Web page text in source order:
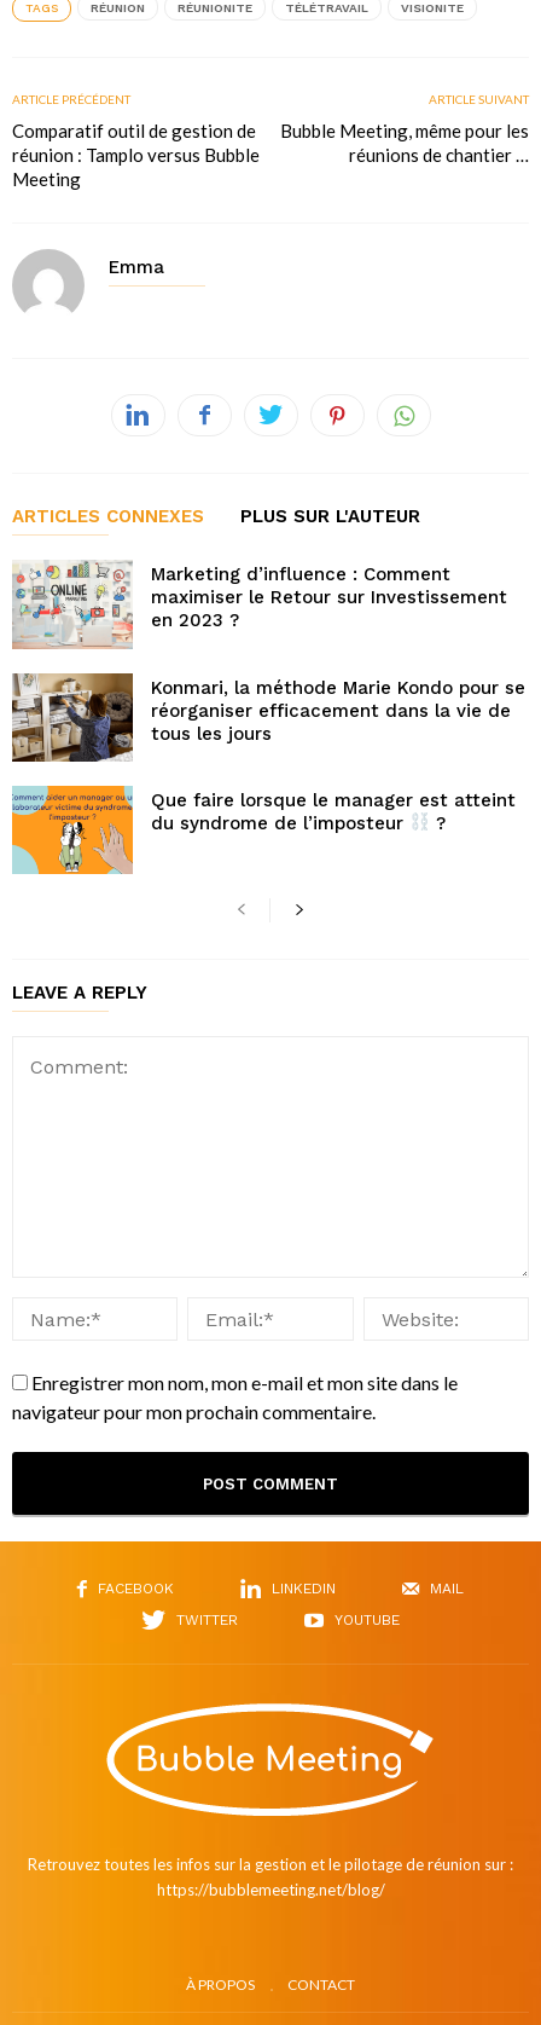
TAGS RÉUNION RÉUNIONITE TÉLÉTRAVAIL VISIONITE
ARTICLE PRÉCÉDENT
Comparatif outil de gestion de
réunion : Tamplo versus Bubble
Meeting
ARTICLE SUIVANT
Bubble Meeting, même pour les
réunions de chantier …
Emma
ARTICLES CONNEXES PLUS SUR L'AUTEUR
Marketing d’influence : Comment
maximiser le Retour sur Investissement
en 2023 ?
Konmari, la méthode Marie Kondo pour se
réorganiser efficacement dans la vie de
tous les jours
Que faire lorsque le manager est atteint
du syndrome de l’imposteur
?
LEAVE A REPLY
Enregistrer mon nom, mon e-mail et mon site dans le
navigateur pour mon prochain commentaire.
FACEBOOK LINKEDIN
MAIL
TWITTER
YOUTUBE
Retrouvez toutes les infos sur la gestion et le pilotage de réunion sur :
https://bubblemeeting.net/blog/
À PROPOS CONTACT